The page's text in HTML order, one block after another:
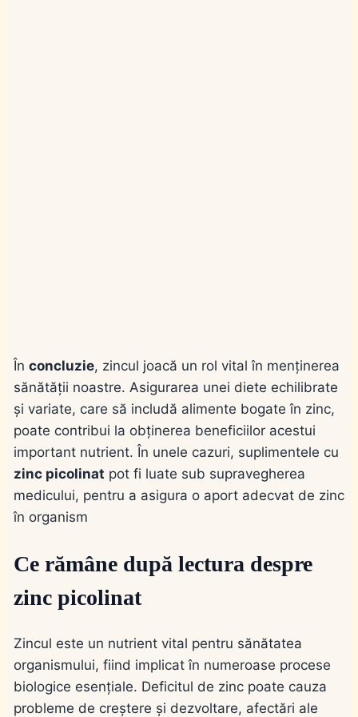
În concluzie, zincul joacă un rol vital în menținerea
sănătății noastre. Asigurarea unei diete echilibrate
și variate, care să includă alimente bogate în zinc,
poate contribui la obținerea beneficiilor acestui
important nutrient. În unele cazuri, suplimentele cu
zinc picolinat pot fi luate sub supravegherea
medicului, pentru a asigura o aport adecvat de zinc
în organism
Ce rămâne după lectura despre
zinc picolinat
Zincul este un nutrient vital pentru sănătatea
organismului, fiind implicat în numeroase procese
biologice esențiale. Deficitul de zinc poate cauza
probleme de creștere și dezvoltare, afectări ale